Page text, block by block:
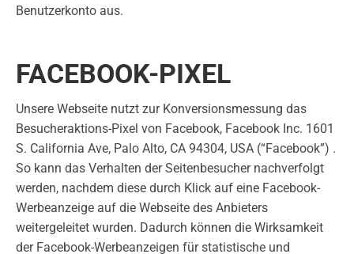
Benutzerkonto aus.
FACEBOOK-PIXEL
Unsere Webseite nutzt zur Konversionsmessung das
Besucheraktions-Pixel von Facebook, Facebook Inc. 1601
S. California Ave, Palo Alto, CA 94304, USA (“Facebook”) .
So kann das Verhalten der Seitenbesucher nachverfolgt
werden, nachdem diese durch Klick auf eine Facebook-
Werbeanzeige auf die Webseite des Anbieters
weitergeleitet wurden. Dadurch können die Wirksamkeit
der Facebook-Werbeanzeigen für statistische und